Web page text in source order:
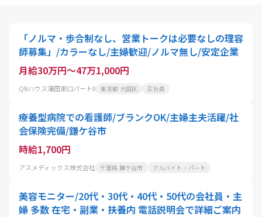
「ノルマ・歩合制なし、営業トークは必要なしの理容
師募集」/カラーなし/主婦歓迎/ノルマ無し/安定企業
月給30万円～47万1,000円
QBハウス蒲田東口パートII 東京都 大田区 正社員
療養型病院での看護師/ブランクOK/主婦主夫活躍/社
会保険完備/鎌ケ谷市
時給1,700円
アスメディックス株式会社 千葉県 鎌ケ谷市 アルバイト・パート
美容モニター/20代・30代・40代・50代の会社員・主
婦 多数 在宅・副業・扶養内 電話説明会で詳細ご案内